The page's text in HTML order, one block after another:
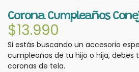
Corona Cumpleaños
$13.990
Si estás buscando un accesorio
cumpleaños de tu hijo o hija, debes
coronas de tela.